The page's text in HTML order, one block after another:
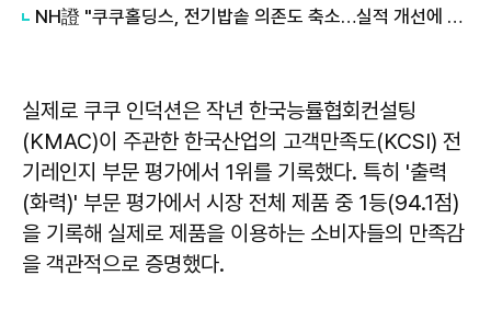
NH證 "쿠쿠홀딩스, 전기밥솥 의존도 축소…실적 개선에 목표가 ↑"
실제로 쿠쿠 인덕션은 작년 한국능률협회컨설팅
(KMAC)이 주관한 한국산업의 고객만족도(KCSI) 전
기레인지 부문 평가에서 1위를 기록했다. 특히 '출력
(화력)' 부문 평가에서 시장 전체 제품 중 1등(94.1점)
을 기록해 실제로 제품을 이용하는 소비자들의 만족감
을 객관적으로 증명했다.